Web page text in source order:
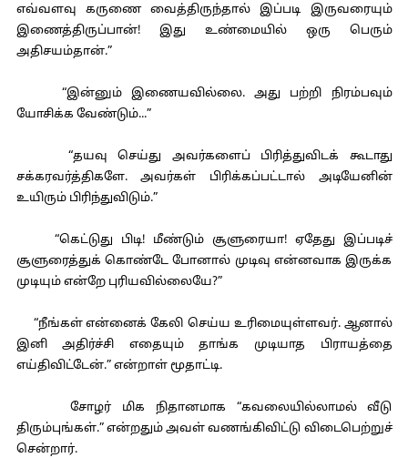
எவ்வளவு கருணை வைத்திருந்தால் இப்படி இருவரையும்
இணைத்திருப்பான்! இது உண்மையில் ஒரு பெரும்
அதிசயம்தான்.”
“இன்னும் இணையவில்லை. அது பற்றி நிரம்பவும்
யோசிக்க வேண்டும்...”
“தயவு செய்து அவர்களைப் பிரித்துவிடக் கூடாது
சக்கரவர்த்திகளே. அவர்கள் பிரிக்கப்பட்டால் அடியேனின்
உயிரும் பிரிந்துவிடும்.”
“கெட்டுது பிடி! மீண்டும் சூளுரையா! ஏதேது இப்படிச்
சூளுரைத்துக் கொண்டே போனால் முடிவு என்னவாக இருக்க
முடியும் என்றே புரியவில்லையே?”
“நீங்கள் என்னைக் கேலி செய்ய உரிமையுள்ளவர். ஆனால்
இனி அதிர்ச்சி எதையும் தாங்க முடியாத பிராயத்தை
எய்திவிட்டேன்.” என்றாள் மூதாட்டி.
சோழர் மிக நிதானமாக “கவலையில்லாமல் வீடு
திரும்புங்கள்.” என்றதும் அவள் வணங்கிவிட்டு விடைபெற்றுச்
சென்றார்.